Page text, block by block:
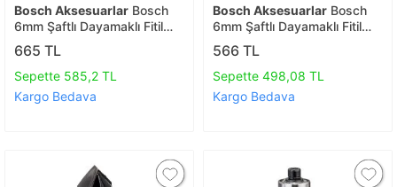
Bosch Aksesuarlar Bosch
6mm Şaftlı Dayamaklı Fitil
Freze Ucu 6*25,4*49
2608628453
665 TL
Sepette 585,2 TL
Kargo Bedava
Bosch Aksesuarlar Bosch
6mm Şaftlı Dayamaklı Fitil
Freze Ucu 6*15,9*45
2608628452
566 TL
Sepette 498,08 TL
Kargo Bedava